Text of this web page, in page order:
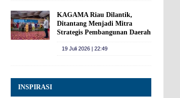
KAGAMA Riau Dilantik,
Ditantang Menjadi Mitra
Strategis Pembangunan Daerah
19 Juli 2026 | 22:49
INSPIRASI